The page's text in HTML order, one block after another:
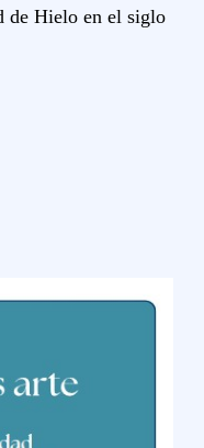
de Hielo en el siglo